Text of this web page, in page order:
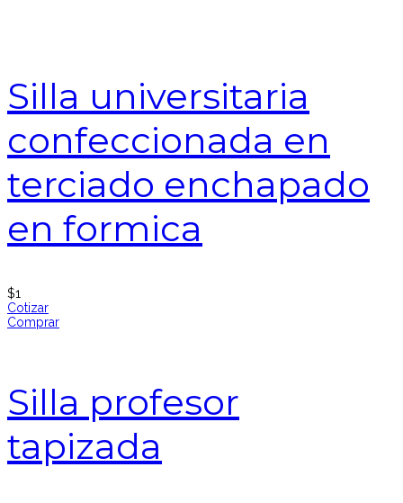
Silla universitaria
confeccionada en
terciado enchapado
en formica
$1
Cotizar
Comprar
Silla profesor
tapizada